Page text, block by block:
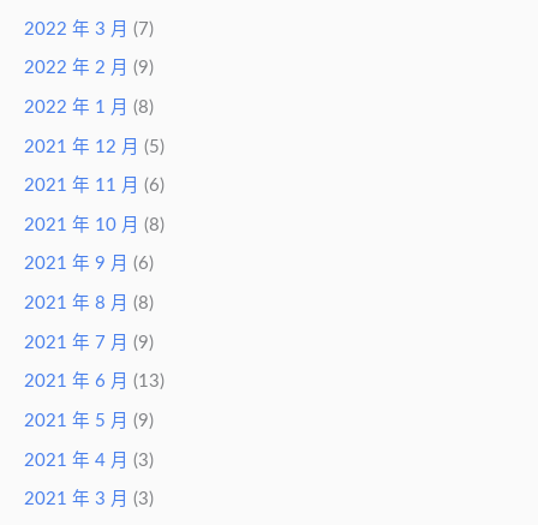
2022 年 3 月 (7)
2022 年 2 月 (9)
2022 年 1 月 (8)
2021 年 12 月 (5)
2021 年 11 月 (6)
2021 年 10 月 (8)
2021 年 9 月 (6)
2021 年 8 月 (8)
2021 年 7 月 (9)
2021 年 6 月 (13)
2021 年 5 月 (9)
2021 年 4 月 (3)
2021 年 3 月 (3)